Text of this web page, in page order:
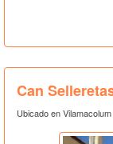
Can
Ubicado en Vilamacolum